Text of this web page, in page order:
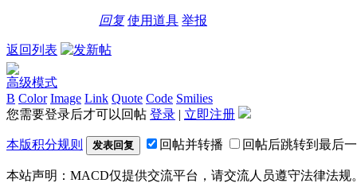
回复 使用道具 举报
返回列表
高级模式
B Color Image Link Quote Code Smilies
您需要登录后才可以回帖 登录 | 立即注册
本版积分规则 发表回复 回帖并转播 回帖后跳转到最后
本站声明：MACD仅提供交流平台，请交流人员遵守法律法规